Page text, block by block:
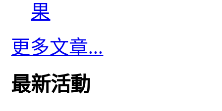
果
更多文章...
最新活動